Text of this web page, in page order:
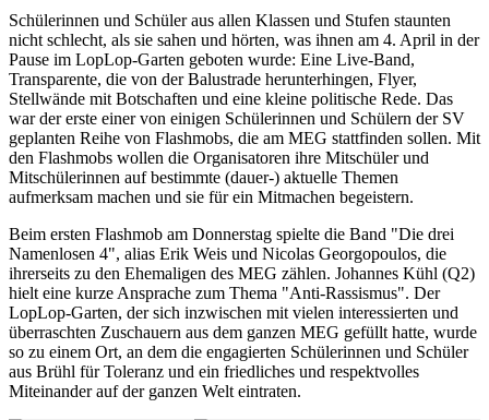
Schülerinnen und Schüler aus allen Klassen und Stufen staunten
nicht schlecht, als sie sahen und hörten, was ihnen am 4. April in der
Pause im LopLop-Garten geboten wurde: Eine Live-Band,
Transparente, die von der Balustrade herunterhingen, Flyer,
Stellwände mit Botschaften und eine kleine politische Rede. Das
war der erste einer von einigen Schülerinnen und Schülern der SV
geplanten Reihe von Flashmobs, die am MEG stattfinden sollen. Mit
den Flashmobs wollen die Organisatoren ihre Mitschüler und
Mitschülerinnen auf bestimmte (dauer-) aktuelle Themen
aufmerksam machen und sie für ein Mitmachen begeistern.
Beim ersten Flashmob am Donnerstag spielte die Band "Die drei
Namenlosen 4", alias Erik Weis und Nicolas Georgopoulos, die
ihrerseits zu den Ehemaligen des MEG zählen. Johannes Kühl (Q2)
hielt eine kurze Ansprache zum Thema "Anti-Rassismus". Der
LopLop-Garten, der sich inzwischen mit vielen interessierten und
überraschten Zuschauern aus dem ganzen MEG gefüllt hatte, wurde
so zu einem Ort, an dem die engagierten Schülerinnen und Schüler
aus Brühl für Toleranz und ein friedliches und respektvolles
Miteinander auf der ganzen Welt eintraten.